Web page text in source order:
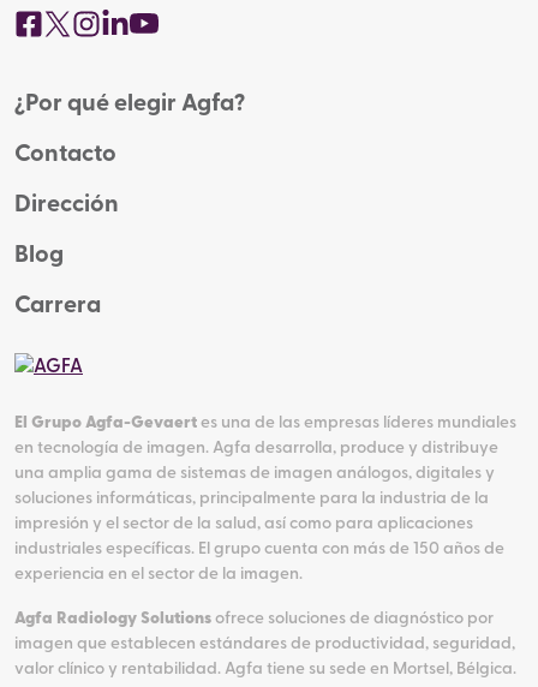
¿Por qué elegir Agfa?
Contacto
Dirección
Blog
Carrera
El Grupo Agfa-Gevaert es una de las empresas líderes mundiales
en tecnología de imagen. Agfa desarrolla, produce y distribuye
una amplia gama de sistemas de imagen análogos, digitales y
soluciones informáticas, principalmente para la industria de la
impresión y el sector de la salud, así como para aplicaciones
industriales específicas. El grupo cuenta con más de 150 años de
experiencia en el sector de la imagen.
Agfa Radiology Solutions ofrece soluciones de diagnóstico por
imagen que establecen estándares de productividad, seguridad,
valor clínico y rentabilidad. Agfa tiene su sede en Mortsel, Bélgica.